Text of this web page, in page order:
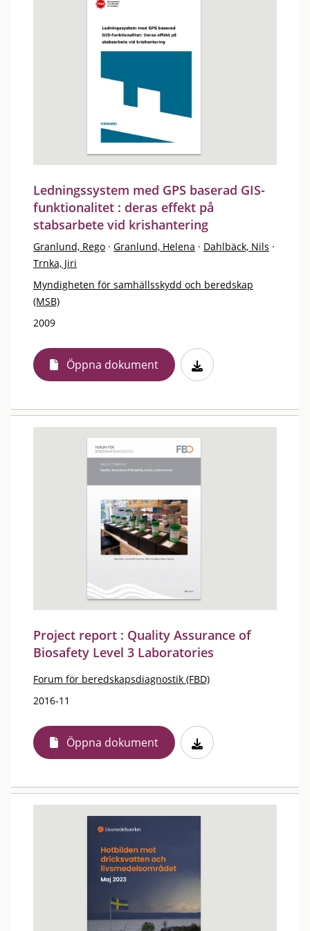
Ledningssystem med GPS baserad GIS-
funktionalitet : deras effekt på
stabsarbete vid krishantering
Granlund, Rego · Granlund, Helena · Dahlbäck, Nils ·
Trnka, Jiri
Myndigheten för samhällsskydd och beredskap
(MSB)
2009
Öppna dokument
Project report : Quality Assurance of
Biosafety Level 3 Laboratories
Forum för beredskapsdiagnostik (FBD)
2016-11
Öppna dokument